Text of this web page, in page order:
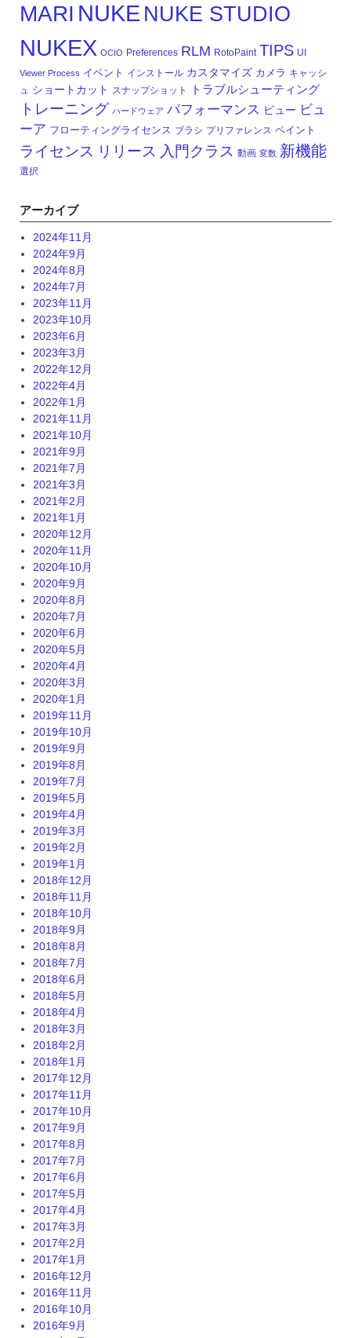
MARI NUKE NUKE STUDIO
NUKEX OCIO Preferences RLM RotoPaint TIPS UI
Viewer Process イベント インストール カスタマイズ カメラ キャッシ
ュ ショートカット スナップショット トラブルシューティング
トレーニング ハードウェア パフォーマンス ビュー ビュ
ーア フローティングライセンス ブラシ プリファレンス ペイント
ライセンス リリース 入門クラス 動画 変数 新機能
選択
アーカイブ
2024年11月
2024年9月
2024年8月
2024年7月
2023年11月
2023年10月
2023年6月
2023年3月
2022年12月
2022年4月
2022年1月
2021年11月
2021年10月
2021年9月
2021年7月
2021年3月
2021年2月
2021年1月
2020年12月
2020年11月
2020年10月
2020年9月
2020年8月
2020年7月
2020年6月
2020年5月
2020年4月
2020年3月
2020年1月
2019年11月
2019年10月
2019年9月
2019年8月
2019年7月
2019年5月
2019年4月
2019年3月
2019年2月
2019年1月
2018年12月
2018年11月
2018年10月
2018年9月
2018年8月
2018年7月
2018年6月
2018年5月
2018年4月
2018年3月
2018年2月
2018年1月
2017年12月
2017年11月
2017年10月
2017年9月
2017年8月
2017年7月
2017年6月
2017年5月
2017年4月
2017年3月
2017年2月
2017年1月
2016年12月
2016年11月
2016年10月
2016年9月